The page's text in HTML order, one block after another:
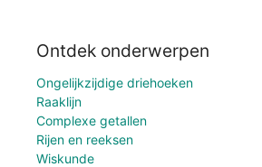
Ontdek onderwerpen
Ongelijkzijdige driehoeken
Raaklijn
Complexe getallen
Rijen en reeksen
Wiskunde